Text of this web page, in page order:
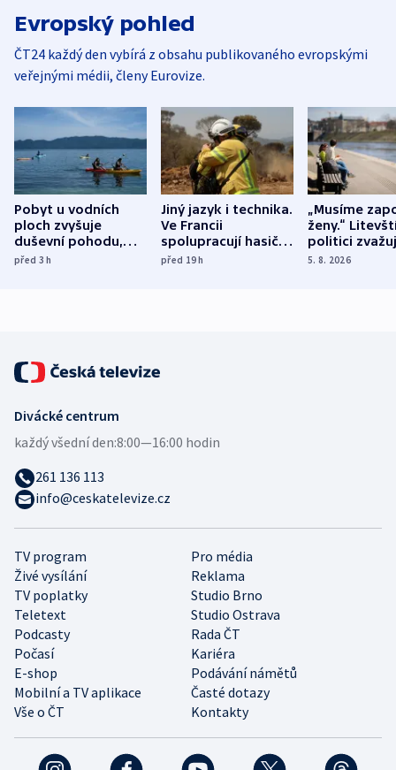
Evropský pohled
ČT24 každý den vybírá z obsahu publikovaného evropskými
veřejnými médii, členy Eurovize.
Pobyt u vodních
ploch zvyšuje
duševní pohodu,
ukázala
před 3h
Jiný jazyk i technika.
Ve Francii
spolupracují hasiči z
různých zemí
před 19h
„Musíme
ženy.“
politici
dohodu o
5. 8. 2026
TV program
Pro média
Živé vysílání
Reklama
TV poplatky
Studio Brno
Teletext
Studio Ostrava
Podcasty
Rada ČT
Počasí
Kariéra
E-shop
Podávání námětů
Mobilní a TV aplikace
Časté dotazy
Vše o ČT
Kontakty
Divácké centrum
každý všední den:8:00—16:00 hodin
261 136 113
info@ceskatelevize.cz